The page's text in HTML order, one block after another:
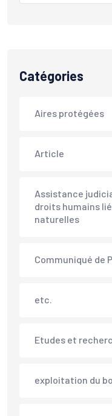
Catégories
Aires protégées
Article
Assistance
droits humains
naturelles
Communiqué de
etc.
Etudes et
exploitation du